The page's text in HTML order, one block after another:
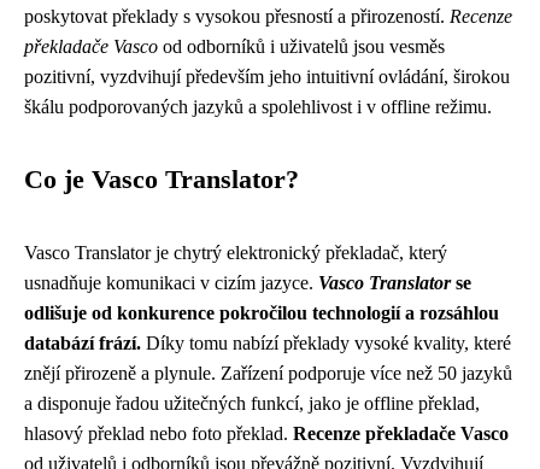
poskytovat překlady s vysokou přesností a přirozeností. Recenze
překladače Vasco od odborníků i uživatelů jsou vesměs
pozitivní, vyzdvihují především jeho intuitivní ovládání, širokou
škálu podporovaných jazyků a spolehlivost i v offline režimu.
Co je Vasco Translator?
Vasco Translator je chytrý elektronický překladač, který
usnadňuje komunikaci v cizím jazyce. Vasco Translatorse
odlišuje od konkurence pokročilou technologií a rozsáhlou
databází frází. Díky tomu nabízí překlady vysoké kvality, které
znějí přirozeně a plynule. Zařízení podporuje více než 50 jazyků
a disponuje řadou užitečných funkcí, jako je offline překlad,
hlasový překlad nebo foto překlad. Recenze překladače Vasco
od uživatelů i odborníků jsou převážně pozitivní. Vyzdvihují